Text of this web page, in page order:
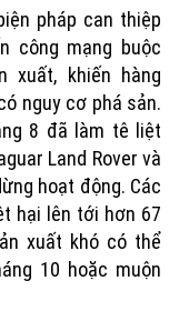
pháp can thiệp
công mạng buộc
xuất, khiến hàng
nguy cơ phá sản.
8 đã làm tê liệt
Land Rover và
hoạt động. Các
hại lên tới hơn 67
xuất khó có thể
10 hoặc muộn